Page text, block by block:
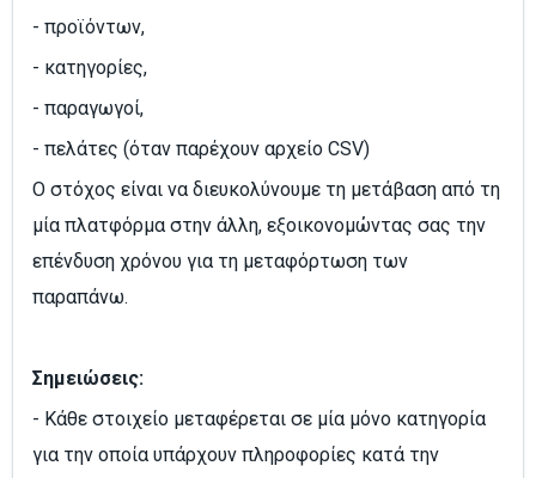
- προϊόντων,
- κατηγορίες,
- παραγωγοί,
- πελάτες (όταν παρέχουν αρχείο CSV)
Ο στόχος είναι να διευκολύνουμε τη μετάβαση από τη
μία πλατφόρμα στην άλλη, εξοικονομώντας σας την
επένδυση χρόνου για τη μεταφόρτωση των
παραπάνω.
Σημειώσεις:
- Κάθε στοιχείο μεταφέρεται σε μία μόνο κατηγορία
για την οποία υπάρχουν πληροφορίες κατά την